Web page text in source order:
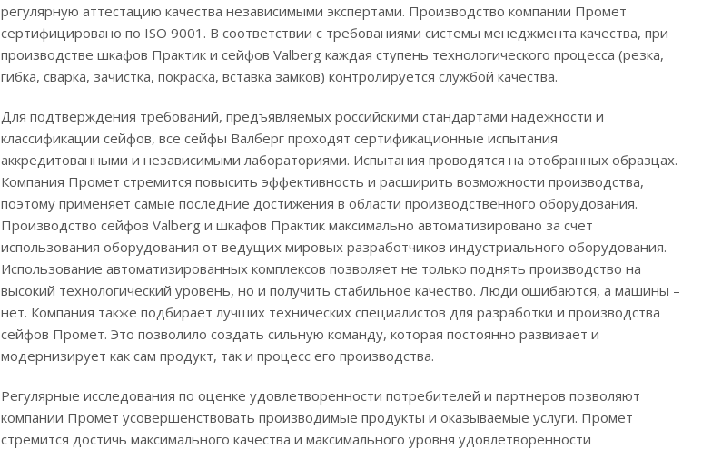
регулярную аттестацию качества независимыми экспертами. Производство компании Промет
сертифицировано по ISO 9001. В соответствии с требованиями системы менеджмента качества, при
производстве шкафов Практик и сейфов Valberg каждая ступень технологического процесса (резка,
гибка, сварка, зачистка, покраска, вставка замков) контролируется службой качества.
Для подтверждения требований, предъявляемых российскими стандартами надежности и
классификации сейфов, все сейфы Валберг проходят сертификационные испытания
аккредитованными и независимыми лабораториями. Испытания проводятся на отобранных образцах.
Компания Промет стремится повысить эффективность и расширить возможности производства,
поэтому применяет самые последние достижения в области производственного оборудования.
Производство сейфов Valberg и шкафов Практик максимально автоматизировано за счет
использования оборудования от ведущих мировых разработчиков индустриального оборудования.
Использование автоматизированных комплексов позволяет не только поднять производство на
высокий технологический уровень, но и получить стабильное качество. Люди ошибаются, а машины –
нет. Компания также подбирает лучших технических специалистов для разработки и производства
сейфов Промет. Это позволило создать сильную команду, которая постоянно развивает и
модернизирует как сам продукт, так и процесс его производства.
Регулярные исследования по оценке удовлетворенности потребителей и партнеров позволяют
компании Промет усовершенствовать производимые продукты и оказываемые услуги. Промет
стремится достичь максимального качества и максимального уровня удовлетворенности